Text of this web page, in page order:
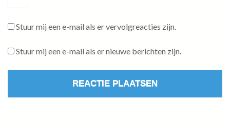
Stuur mij een e-mail als er vervolgreacties zijn.
Stuur mij een e-mail als er nieuwe berichten zijn.